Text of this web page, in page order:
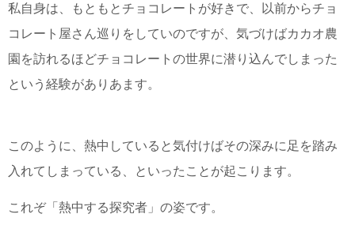
私自身は、もともとチョコレートが好きで、以前からチョ
コレート屋さん巡りをしていのですが、気づけばカカオ農
園を訪れるほどチョコレートの世界に潜り込んでしまった
という経験がありあます。
このように、熱中していると気付けばその深みに足を踏み
入れてしまっている、といったことが起こります。
これぞ「熱中する探究者」の姿です。